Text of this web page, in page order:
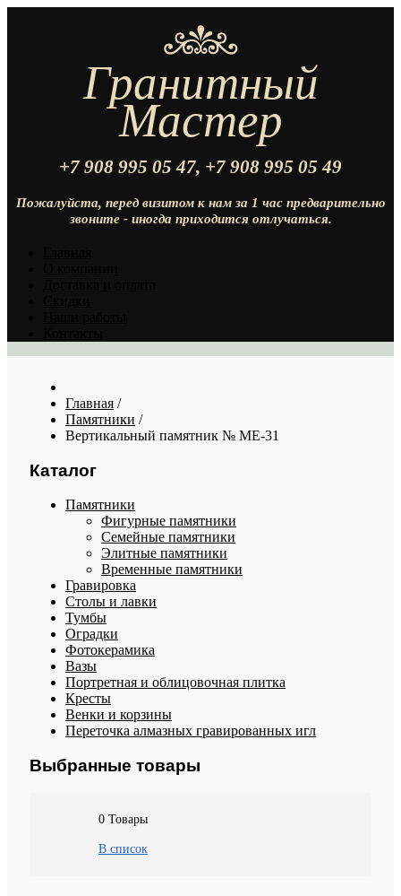
Гранитный
Мастер
+7 908 995 05 47, +7 908 995 0549
Пожалуйста, перед визитом к нам за 1 час предварительно
звоните - иногда приходится отлучаться.
Главная /
Памятники /
Вертикальный памятник № ME-31
Каталог
Памятники
Фигурные памятники
Семейные памятники
Элитные памятники
Временные памятники
Гравировка
Столы и лавки
Тумбы
Оградки
Фотокерамика
Вазы
Портретная и облицовочная плитка
Кресты
Венки и корзины
Переточка алмазных гравированных игл
Выбранные товары
0 Товары
В список